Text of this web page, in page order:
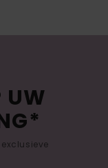
UW